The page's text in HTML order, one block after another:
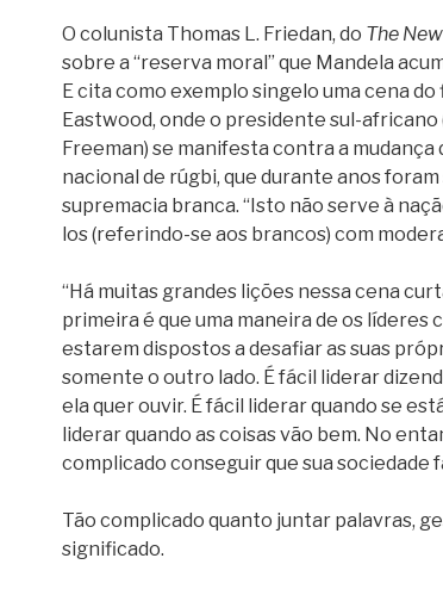
O colunista Thomas L. Friedan, do The
sobre a “reserva moral” que Mandela
E cita como exemplo singelo uma cena do
Eastwood, onde o presidente sul-
Freeman) se manifesta contra a mudança
nacional de rúgbi, que durante anos
supremacia branca. “Isto não serve à
los (referindo-se aos brancos) com
“Há muitas grandes lições nessa cena
primeira é que uma maneira de os líderes
estarem dispostos a desafiar as suas
somente o outro lado. É fácil liderar
ela quer ouvir. É fácil liderar quando se
liderar quando as coisas vão bem. No
complicado conseguir que sua sociedade
Tão complicado quanto juntar palavras,
significado.